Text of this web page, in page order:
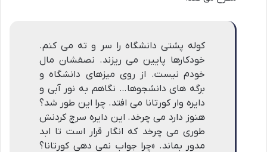
کوله پشتى دانشگاه را سر و ته مى کنم.
خودکارها پایین مى ریزند. نصفشان مال
خودم نیست. از روى میزهاى دانشگاه و
برگه هاى دانشجوها… نگاهم به نور آبى و
دایره وار کورتانا مى افتد. چرا این طور شد؟
هنوز دارد مى چرخد. این دایره سرچ کردنش
طورى مى چرخد که انگار قرار است تا ابد
مدور بماند. «چرا جواب نمى دهى کورتانا؟